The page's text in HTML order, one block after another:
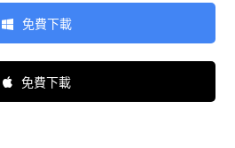
免費下載
免費下載